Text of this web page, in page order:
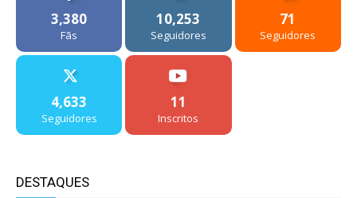
3,380
Fãs
10,253
Seguidores
71
Seguidores
4,633
Seguidores
11
Inscritos
DESTAQUES